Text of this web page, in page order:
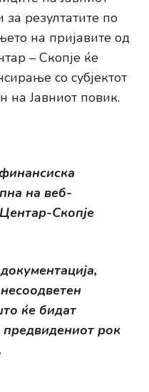
за резултатите по
на пријавите од
– Скопје ќе
со субјектот
на Јавниот повик.
на веб-
Скопје
ќе бидат
предвидениот рок